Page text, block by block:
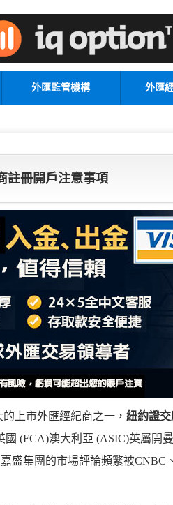
外匯監管機構 外匯
註冊開戶注意事項
上市外匯經紀商之一， 紐約證交
國 (FCA)澳大利亞 (ASIC)英屬開
盛集團的市場評論頻繁被CNBC